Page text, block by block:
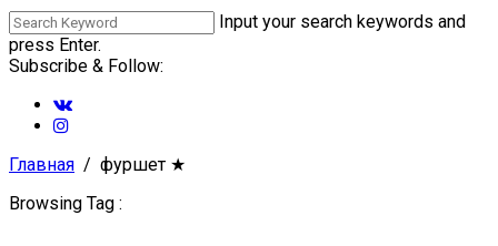
Input your search keywords and
press Enter.
Subscribe & Follow:
Главная фуршет ★
Browsing Tag :